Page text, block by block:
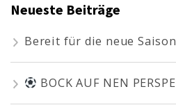
Neueste Beiträge
Bereit für die neue
BOCK AUF NEN